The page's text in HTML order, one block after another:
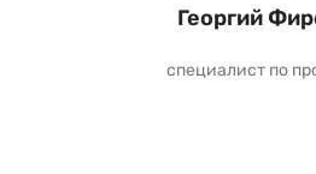
Георгий
специалист по